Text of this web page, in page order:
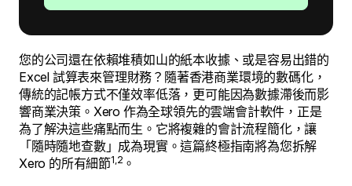
您的公司還在依賴堆積如山的紙本收據、或是容易出錯的
Excel 試算表來管理財務？隨著香港商業環境的數碼化，
傳統的記帳方式不僅效率低落，更可能因為數據滯後而影
響商業決策。Xero 作為全球領先的雲端會計軟件，正是
為了解決這些痛點而生。它將複雜的會計流程簡化，讓
「隨時隨地查數」成為現實。這篇終極指南將為您拆解
Xero 的所有細節1,2 。